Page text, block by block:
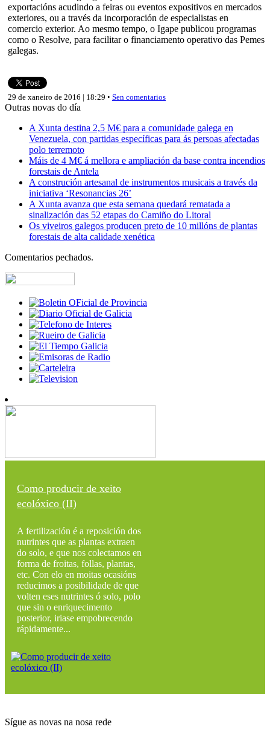
exportacións acudindo a feiras ou eventos expositivos en mercados
exteriores, ou a través da incorporación de especialistas en
comercio exterior. Ao mesmo tempo, o Igape publicou programas
como o Resolve, para facilitar o financiamento operativo das Pemes
galegas.
29 de xaneiro de 2016 | 18:29 • Sen comentarios
Outras novas do día
A Xunta destina 2,5 M€ para a comunidade galega en
Venezuela, con partidas específicas para ás persoas afectadas
polo terremoto
Máis de 4 M€ á mellora e ampliación da base contra incendios
forestais de Antela
A construción artesanal de instrumentos musicais a través da
iniciativa ‘Resonancias 26’
A Xunta avanza que esta semana quedará rematada a
sinalización das 52 etapas do Camiño do Litoral
Os viveiros galegos producen preto de 10 millóns de plantas
forestais de alta calidade xenética
Comentarios pechados.
Como producir de xeito
ecolóxico (II)
A fertilización é a reposición dos
nutrintes que as plantas extraen
do solo, e que nos colectamos en
forma de froitas, follas, plantas,
etc. Con elo en moitas ocasións
reducimos a posibilidade de que
volten eses nutrintes ó solo, polo
que sin o enriquecimento
posterior, iriase empobrecendo
rápidamente...
Sígue as novas na nosa rede